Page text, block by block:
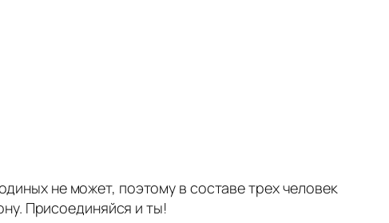
не может, поэтому в составе трех человек
Присоединяйся и ты!